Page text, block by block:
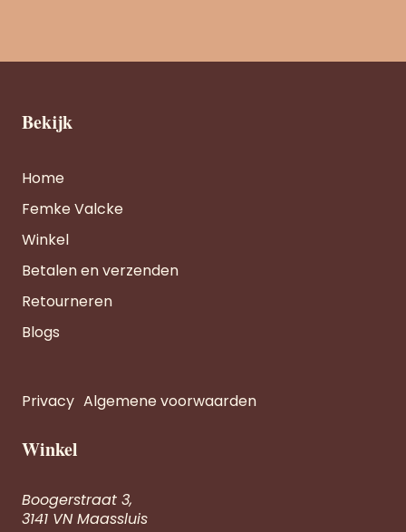
Bekijk
Home
Femke Valcke
Winkel
Betalen en verzenden
Retourneren
Blogs
Privacy Algemene voorwaarden
Winkel
Boogerstraat 3,
3141 VN Maassluis